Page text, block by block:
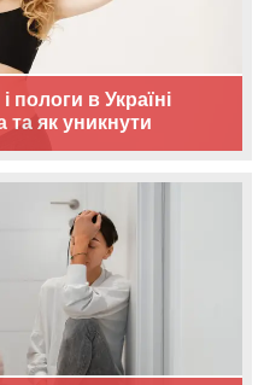
пологи в Україні
та як уникнути